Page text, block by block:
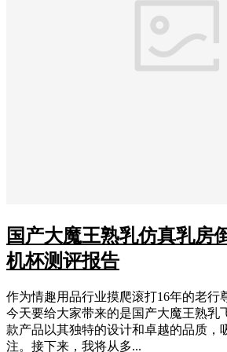
国产大魔王熟乳仿真乳房
机杯测评报告
作为情趣用品行业摸爬滚打16年的老
今天要给大家带来的是国产大魔王熟乳
款产品以其独特的设计和卓越的品质，
注。接下来，我将从多...